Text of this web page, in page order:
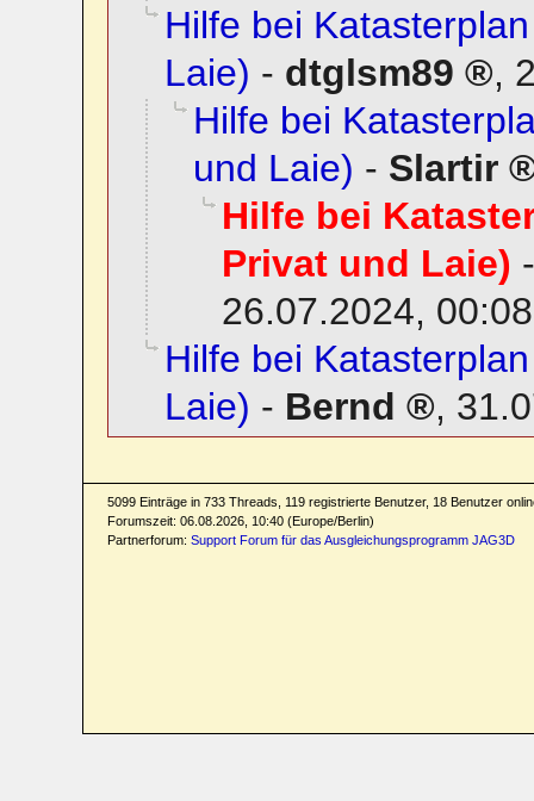
Hilfe bei
Laie) - dtglsm89 ,
Hilfe bei
und Laie) - Slartir
Hilfe bei
Privat und Laie)
26.07.2024, 00:08
Hilfe bei
Laie) - Bernd ,
5099 Einträge in 733 Threads, 119 registrierte Benutzer, 18 Benutzer
Forumszeit: 06.08.2026, 10:40 (Europe/Berlin)
Partnerforum: Support Forum für das Ausgleichungsprogramm JAG3D